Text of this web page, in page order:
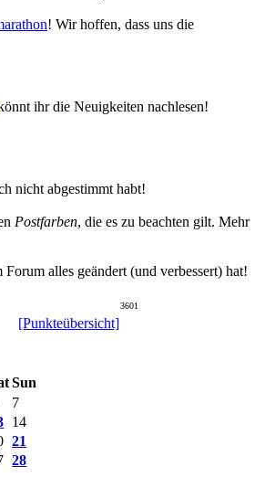
! Wir hoffen, dass uns die
ihr die Neuigkeiten nachlesen!
nicht abgestimmt habt!
Postfarben, die es zu beachten gilt. Mehr
alles geändert (und verbessert) hat!
3601
[Punkteübersicht]
Sun
7
14
21
28